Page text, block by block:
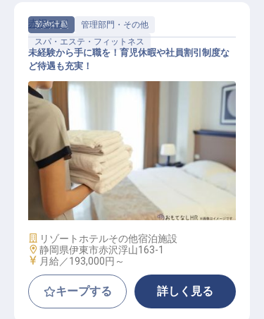
契約社員
管理部門・その他
スパ・エステ・フィットネス
エステティシャン
赤沢スパ
未経験から手に職を！育児休暇や社員割引制度な
ど待遇も充実！
施設業態
リゾートホテルその他宿泊施設
勤務地
静岡県伊東市赤沢浮山163-1
給与
月給／193,000円～
キープする 詳しく見る